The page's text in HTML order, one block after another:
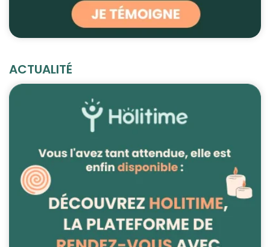
ACTUALITÉ